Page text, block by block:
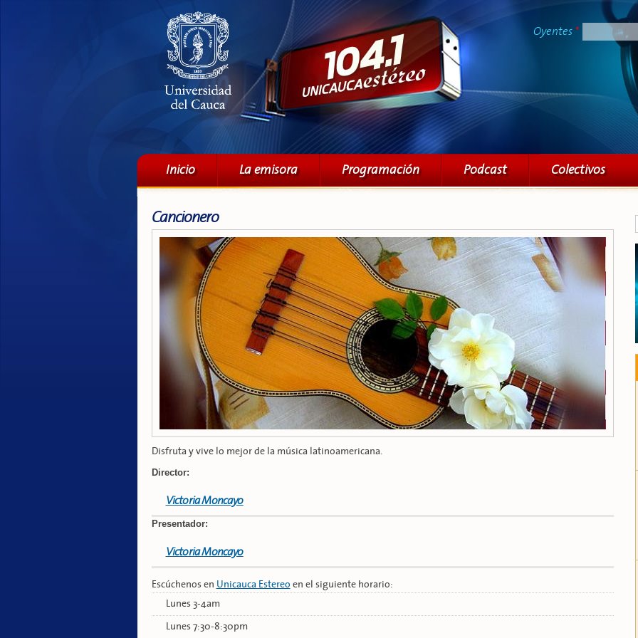
contenido
principal
Oyentes *
Menú principal
Inicio La emisora Programación Podcast Colectivos
Cancionero
Disfruta y vive lo mejor de la música latinoamericana.
Director:
Victoria Moncayo
Presentador:
Victoria Moncayo
Escúchenos en Unicauca Estereo en el siguiente horario:
Lunes 3-4am
Lunes 7:30-8:30pm